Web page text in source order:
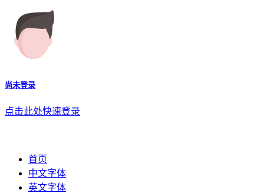
尚未登录
点击此处快速登录
首页
中文字体
英文字体